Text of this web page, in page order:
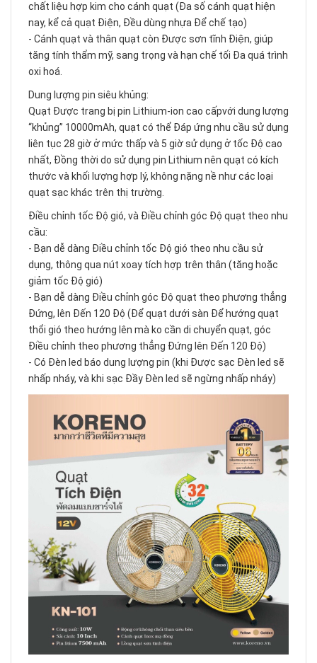
chất liệu hợp kim cho cánh quạt (Đa số cánh quạt hiện
nay, kể cả quạt Điện, Đều dùng nhựa Để chế tạo)
- Cánh quạt và thân quạt còn Được sơn tĩnh Điện, giúp
tăng tính thẩm mỹ, sang trọng và hạn chế tối Đa quá trình
oxi hoá.
Dung lượng pin siêu khủng:
Quạt Được trang bị pin Lithium-ion cao cấpvới dung lượng
“khủng” 10000mAh, quạt có thể Đáp ứng nhu cầu sử dụng
liên tục 28 giờ ở mức thấp và 5 giờ sử dụng ở tốc Độ cao
nhất, Đồng thời do sử dụng pin Lithium nên quạt có kích
thước và khối lượng hợp lý, không nặng nề như các loại
quạt sạc khác trên thị trường.
Điều chỉnh tốc Độ gió, và Điều chỉnh góc Độ quạt theo nhu
cầu:
- Bạn dễ dàng Điều chỉnh tốc Độ gió theo nhu cầu sử
dụng, thông qua nút xoay tích hợp trên thân (tăng hoặc
giảm tốc Độ gió)
- Bạn dễ dàng Điều chỉnh góc Độ quạt theo phương thẳng
Đứng, lên Đến 120 Độ (Để quạt dưới sàn Để hướng quạt
thổi gió theo hướng lên mà ko cần di chuyển quạt, góc
Điều chỉnh theo phương thẳng Đứng lên Đến 120 Độ)
- Có Đèn led báo dung lượng pin (khi Được sạc Đèn led sẽ
nhấp nháy, và khi sạc Đầy Đèn led sẽ ngừng nhấp nháy)